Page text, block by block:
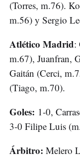
(Torres, m.76).
m.56) y Sergio
Atlético Madrid:
m.67), Juanfran,
Gaitán (Cerci,
(Tiago, m.70).
Goles: 1-0,
3-0 Filipe Luis
Árbitro: Melero